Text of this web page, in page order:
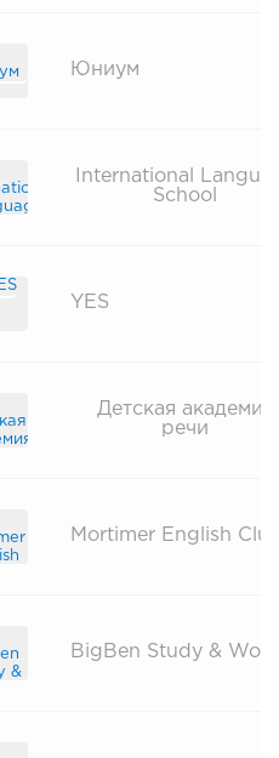
Юниум
International
School
YES
Детская академия
речи
Mortimer English
BigBen Study & Work